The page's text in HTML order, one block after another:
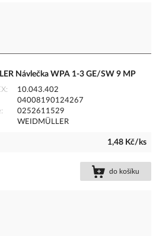
Návlečka WPA 1-3 GE/SW 9 MP
10.043.402
04008190124267
0252611529
WEIDMÜLLER
1,48 Kč/ks
do košíku